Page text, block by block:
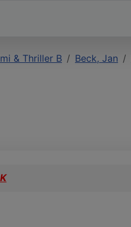
& Thriller B Beck, Jan